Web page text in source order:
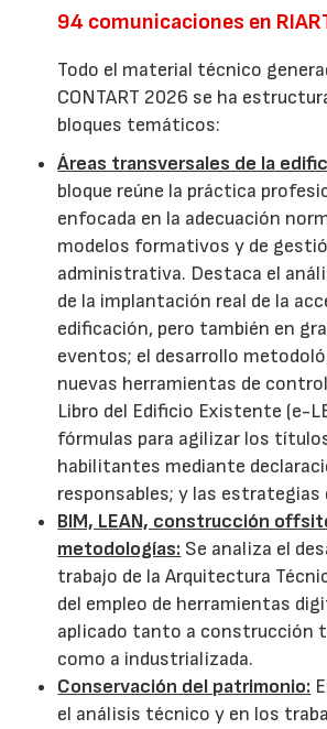
94 comunicaciones en
Todo el material técnico
CONTART 2026 se ha
bloques temáticos:
Áreas transversales de la
bloque reúne la práctica
enfocada en la adecuación
modelos formativos y de
administrativa. Destaca el
de la implantación real de la
edificación, pero también en
eventos; el desarrollo
nuevas herramientas de
Libro del Edificio Existente (e-
fórmulas para agilizar los
habilitantes mediante
responsables; y las estrategias
BIM, LEAN, construcción
metodologías: Se analiza el
trabajo de la Arquitectura
del empleo de herramientas
aplicado tanto a construcción
como a industrializada.
Conservación del patrimonio:
el análisis técnico y en los